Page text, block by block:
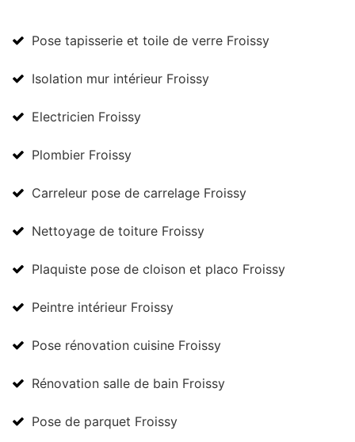
Pose tapisserie et toile de verre Froissy
Isolation mur intérieur Froissy
Electricien Froissy
Plombier Froissy
Carreleur pose de carrelage Froissy
Nettoyage de toiture Froissy
Plaquiste pose de cloison et placo Froissy
Peintre intérieur Froissy
Pose rénovation cuisine Froissy
Rénovation salle de bain Froissy
Pose de parquet Froissy